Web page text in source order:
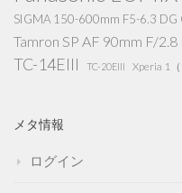
SIGMA 150-600mm F5-6.3 DG
Tamron SP AF 90mm F/
TC-14EIII TC-20EIII Xperia 1（
メタ情報
ログイン